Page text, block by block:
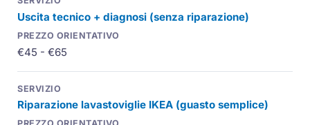
Uscita tecnico + diagnosi (senza riparazione)
€45 - €65
Riparazione lavastoviglie IKEA (guasto semplice)